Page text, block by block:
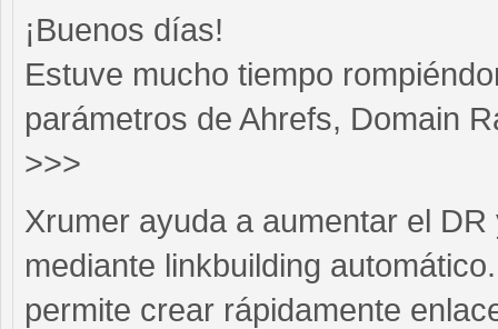
¡Buenos días!
Estuve mucho tiempo
parámetros de Ahrefs, Domain
>>>
Xrumer ayuda a aumentar el
mediante linkbuilding
permite crear rápidamente